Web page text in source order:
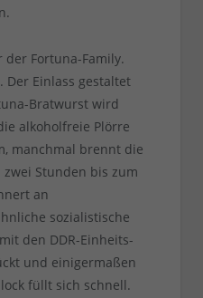
Fortuna-Family.
Der Einlass gestaltet
Bratwurst wird
alkoholfreie Plörre
manchmal brennt die
zwei Stunden bis zum
an
sozialistische
den DDR-Einheits-
und einigermaßen
füllt sich schnell.